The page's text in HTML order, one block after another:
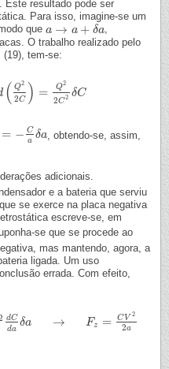
Este resultado pode ser
Para isso, imagine-se um
que a → a + δa
a→a +δ a
,
O trabalho realizado pelo
(19), tem-se:
( Q2
2C ) = Q2
2C2 δC
) = Q22 C 2δC
= − C
a δa
C aδa , obtendo-se, assim,
adicionais.
e a bateria que serviu
se exerce na placa negativa
escreve-se, em
se que se procede ao
mas mantendo, agora, a
bateria ligada. Um uso
errada. Com efeito,
dC
da
δa → Fz = CV 2
2a
Fz=CV